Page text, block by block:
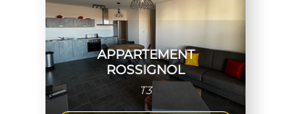
APPARTEMENT
ROSSIGNOL
T3